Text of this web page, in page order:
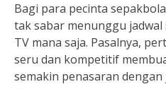
Bagi para pecinta
tak sabar menunggu
TV mana saja. Pasalnya,
seru dan kompetitif
semakin penasaran